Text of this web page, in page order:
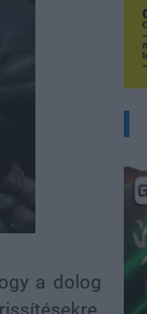
a dolog